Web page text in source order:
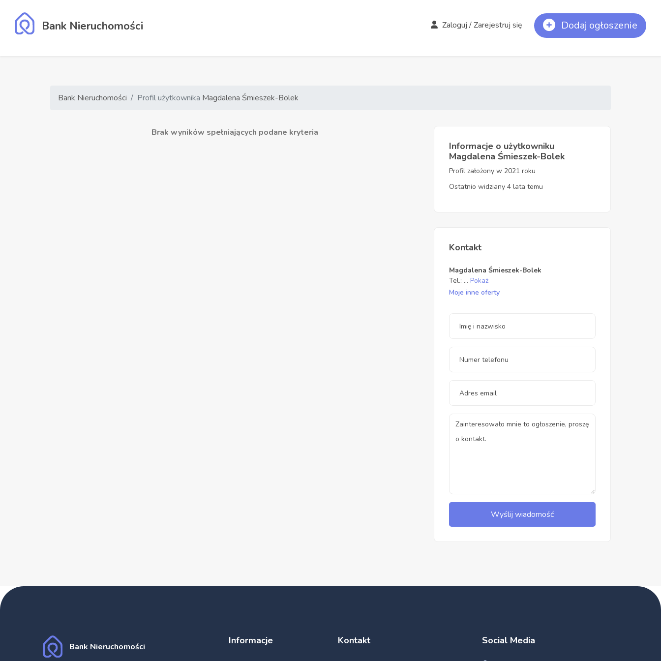
Bank Nieruchomości Zaloguj / Zarejestruj się Dodaj ogłoszenie
Bank Nieruchomości Profil użytkownika Magdalena Śmieszek-Bolek
Brak wyników spełniających podane kryteria
Informacje o użytkowniku
Magdalena Śmieszek-Bolek
Profil założony w 2021 roku
Ostatnio widziany 4 lata temu
Kontakt
Magdalena Śmieszek-Bolek
Tel.: ... Pokaż
Moje inne oferty
Wyślij wiadomość
Bank Nieruchomości
Informacje Kontakt Social Media